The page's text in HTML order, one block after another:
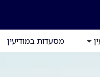
מסעדות במודיעין